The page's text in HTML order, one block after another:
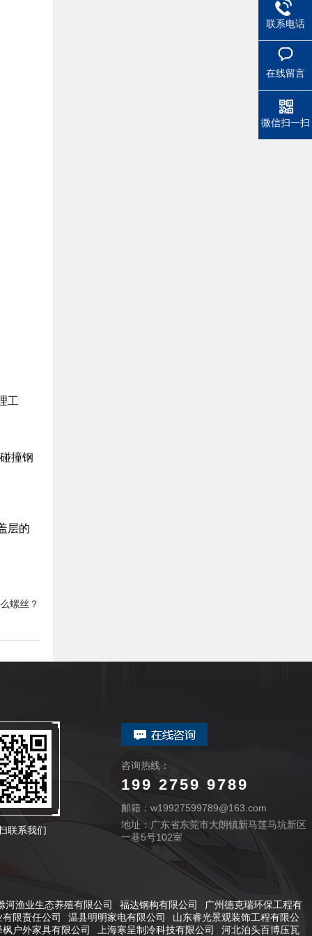
工
撞钢
层的
螺丝？
联系我们
咨询热线：
199 2759 9789
邮箱：w19927599789@163.com
地址：广东省东莞市大朗镇新马莲马坑新区
一巷5号102室
联系电话
在线留言
微信扫一扫
河渔业生态养殖有限公司 福达钢构有限公司
广州德克瑞环保工程有
限责任公司
温县明明家电有限公司
山东睿光景观装饰工程有限公
户外家具有限公司
上海寒呈制冷科技有限公司 河北泊头百博压瓦